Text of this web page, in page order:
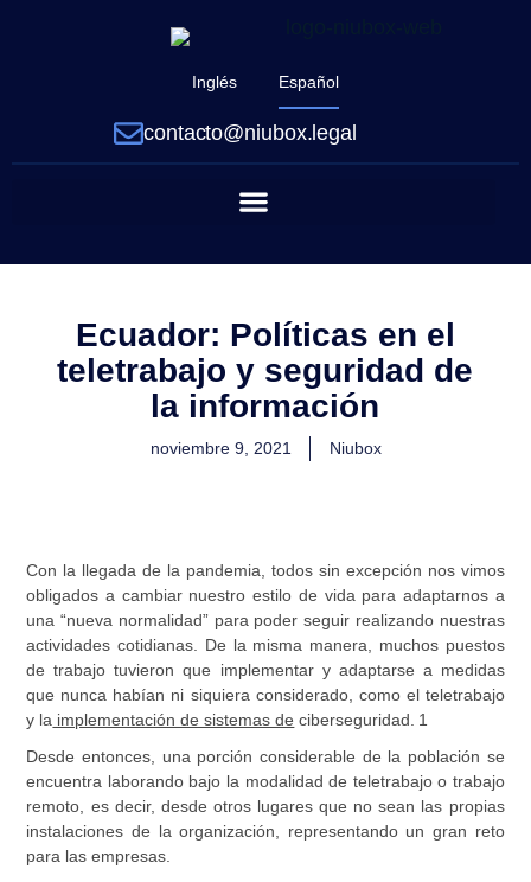
contacto@niubox.legal
Inglés Español
Ecuador: Políticas en el
teletrabajo y seguridad de
la información
noviembre 9, 2021 Niubox
Con la llegada de la pandemia, todos sin excepción nos vimos
obligados a cambiar nuestro estilo de vida para adaptarnos a
una “nueva normalidad” para poder seguir realizando nuestras
actividades cotidianas. De la misma manera, muchos puestos
de trabajo tuvieron que implementar y adaptarse a medidas
que nunca habían ni siquiera considerado, como el teletrabajo
y la implementación de sistemas de ciberseguridad. 1
Desde entonces, una porción considerable de la población se
encuentra laborando bajo la modalidad de teletrabajo o trabajo
remoto, es decir, desde otros lugares que no sean las propias
instalaciones de la organización, representando un gran reto
para las empresas.